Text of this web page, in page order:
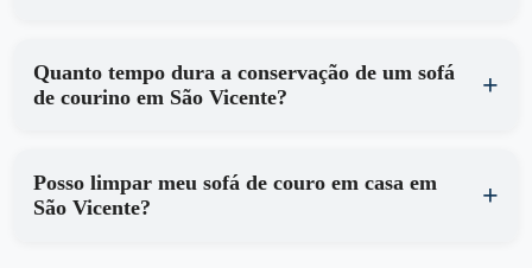
Quanto tempo dura a conservação de um sofá
de courino em São Vicente?
Posso limpar meu sofá de couro em casa em
São Vicente?